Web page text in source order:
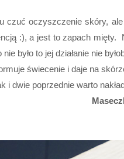
czuć oczyszczenie skóry,
:), a jest to zapach
było to jej działanie nie
świecenie i daje na
i dwie poprzednie warto